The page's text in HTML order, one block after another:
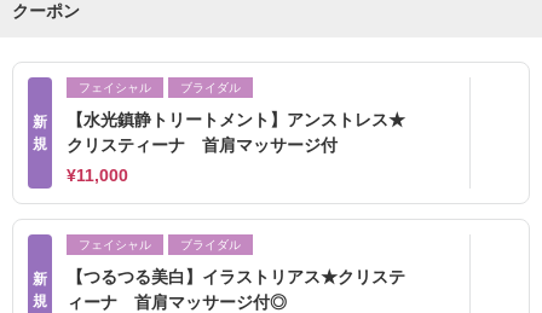
クーポン
新
規
フェイシャル ブライダル
【水光鎮静トリートメント】アンストレス★
クリスティーナ 首肩マッサージ付
¥11,000
新
規
フェイシャル ブライダル
【つるつる美白】イラストリアス★クリステ
ィーナ 首肩マッサージ付◎